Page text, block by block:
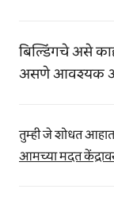
बिल्डिंगचे असे
असणे आवश्यक
तुम्ही जे शोधत
आमच्या मदत